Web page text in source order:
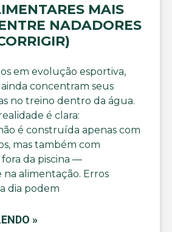
MAIS
NADADORES
em evolução esportiva,
concentram seus
no treino dentro da água.
é clara:
é construída apenas com
mas também com
fora da piscina —
alimentação. Erros
dia podem
»